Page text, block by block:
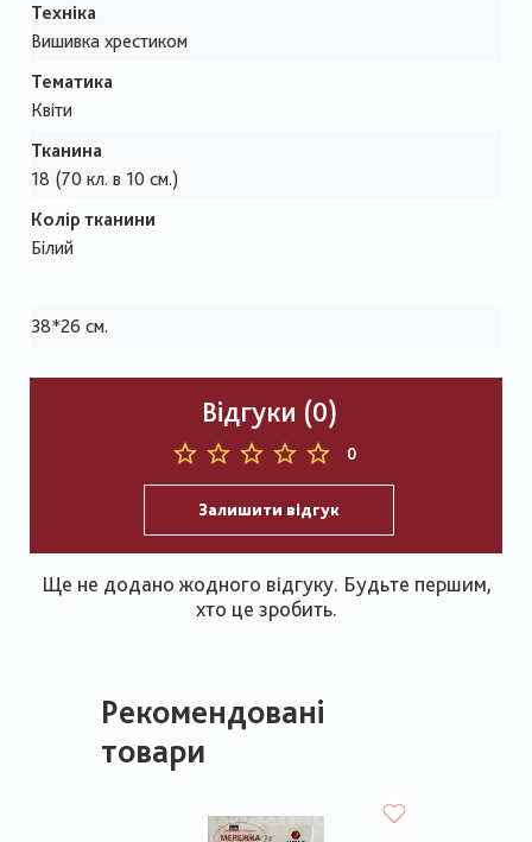
Техніка
Вишивка хрестиком
Тематика
Квіти
Тканина
18 (70 кл. в 10 см.)
Колір тканини
Білий
38*26 см.
Відгуки (0)
0
Залишити відгук
Ще не додано жодного відгуку. Будьте першим,
хто це зробить.
Рекомендовані
товари